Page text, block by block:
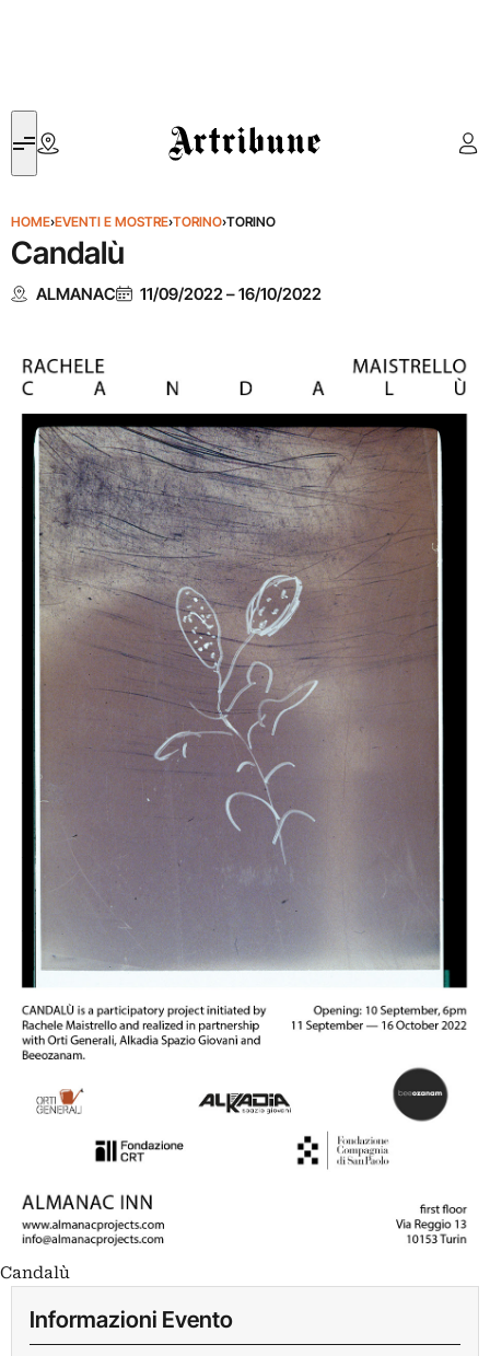
Artribune
HOME›EVENTI E MOSTRE›TORINO›TORINO
Candalù
ALMANAC 11/09/2022–16/10/2022
Candalù
Informazioni Evento